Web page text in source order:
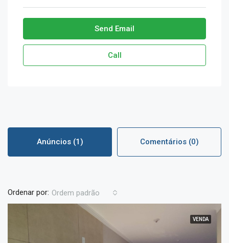
Send Email
Call
Anúncios (1) Comentários (0)
Ordenar por: Ordem padrão
VENDA